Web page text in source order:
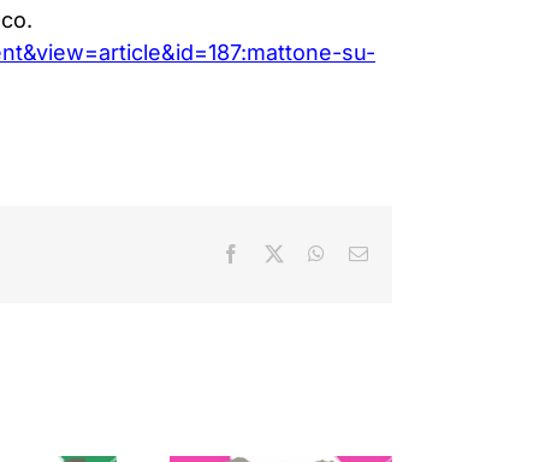
su-
Facebook WhatsApp
Email